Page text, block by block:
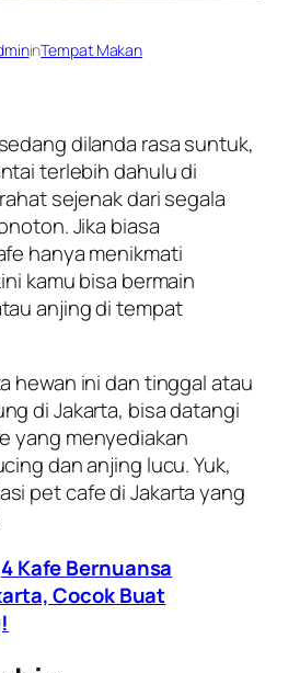
inTempat Makan
dilanda rasa suntuk,
terlebih dahulu di
sejenak dari segala
Jika biasa
hanya menikmati
kamu bisa bermain
anjing di tempat
hewan ini dan tinggal atau
di Jakarta, bisa datangi
yang menyediakan
dan anjing lucu. Yuk,
pet cafedi Jakarta yang
4 Kafe Bernuansa
Cocok Buat